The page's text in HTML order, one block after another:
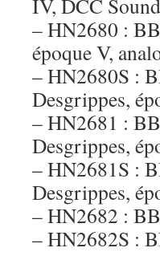
IV, DCC
– HN2680 :
époque V,
– HN2680S :
Desgrippes,
– HN2681 :
Desgrippes,
– HN2681S :
Desgrippes,
– HN2682 :
– HN2682S :